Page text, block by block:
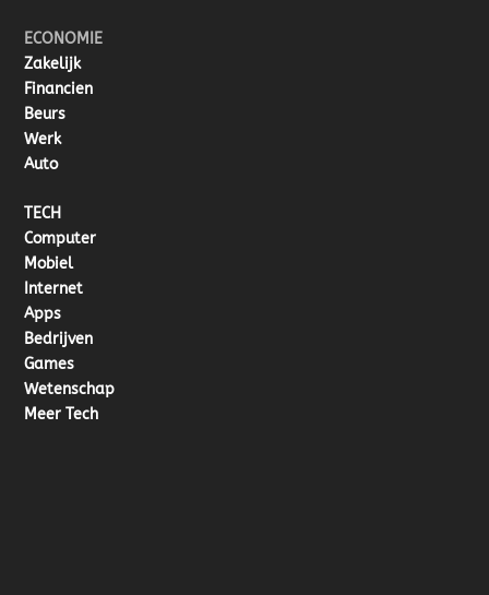
ECONOMIE
Zakelijk
Financien
Beurs
Werk
Auto
TECH
Computer
Mobiel
Internet
Apps
Bedrijven
Games
Wetenschap
Meer Tech